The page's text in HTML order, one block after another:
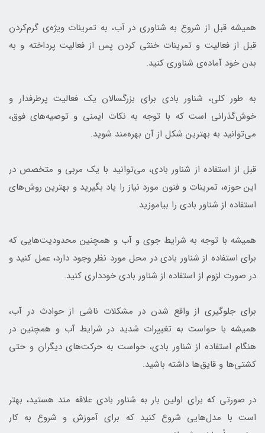
همیشه قبل از شروع به شناوری در آب، به تمرینات ویژه‌ی گرم‌کردن
قبل از فعالیت و تمرینات خنثی کردن پس از فعالیت پرداخته و به
بدن خود آماده‌ی شناوری کنید.
به طور کلی، شناور بادی برای بزرگسالان یک فعالیت پرطرفدار و
خوش‌گذرانی است که با توجه به نکات ایمنی و توصیه‌های فوق،
می‌توانید به بهترین شکل از آن بهره‌مند شوید.
قبل از استفاده از شناور بادی، می‌توانید با یک مربی و متخصص در
این حوزه، تمرینات و فنون مورد نیاز را یاد بگیرید و بهترین روش‌های
استفاده از شناور بادی را بیاموزید.
همیشه با توجه به شرایط جوی و آب و همچنین محدودیت‌هایی که
برای استفاده از شناور بادی در محل مورد نظر وجود دارد، عمل کنید و
در صورت لزوم از استفاده از شناور بادی خودداری کنید.
برای جلوگیری از واقع شدن در مشکلات ناشی از حوادث در آب،
همیشه با حواست به تغییرات شدید در شرایط آب و همچنین در
هنگام استفاده از شناور بادی، حواست به حرکت‌های دیگران و حتی
کشتی‌ها و قایق‌ها داشته باشید.
در صورتی که برای اولین بار به شناور بادی علاقه مند هستید، بهتر
است با مدل‌هایی شروع کنید که برای آموزش و شروع به کار